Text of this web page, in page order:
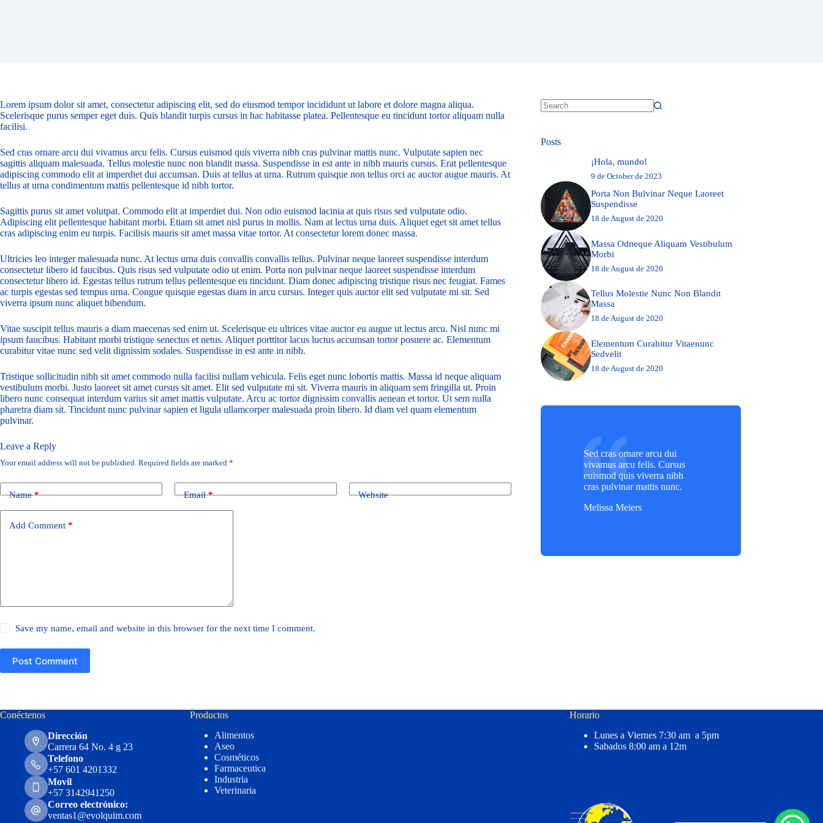
Lorem ipsum dolor sit amet, consectetur adipiscing elit, sed do eiusmod tempor incididunt ut labore et dolore magna aliqua.
Scelerisque purus semper eget duis. Quis blandit turpis cursus in hac habitasse platea. Pellentesque eu tincidunt tortor aliquam nulla
facilisi.
Sed cras ornare arcu dui vivamus arcu felis. Cursus euismod quis viverra nibh cras pulvinar mattis nunc. Vulputate sapien nec
sagittis aliquam malesuada. Tellus molestie nunc non blandit massa. Suspendisse in est ante in nibh mauris cursus. Erat pellentesque
adipiscing commodo elit at imperdiet dui accumsan. Duis at tellus at urna. Rutrum quisque non tellus orci ac auctor augue mauris. At
tellus at urna condimentum mattis pellentesque id nibh tortor.
Sagittis purus sit amet volutpat. Commodo elit at imperdiet dui. Non odio euismod lacinia at quis risus sed vulputate odio.
Adipiscing elit pellentesque habitant morbi. Etiam sit amet nisl purus in mollis. Nam at lectus urna duis. Aliquet eget sit amet tellus
cras adipiscing enim eu turpis. Facilisis mauris sit amet massa vitae tortor. At consectetur lorem donec massa.
Ultricies leo integer malesuada nunc. At lectus urna duis convallis convallis tellus. Pulvinar neque laoreet suspendisse interdum
consectetur libero id faucibus. Quis risus sed vulputate odio ut enim. Porta non pulvinar neque laoreet suspendisse interdum
consectetur libero id. Egestas tellus rutrum tellus pellentesque eu tincidunt. Diam donec adipiscing tristique risus nec feugiat. Fames
ac turpis egestas sed tempus urna. Congue quisque egestas diam in arcu cursus. Integer quis auctor elit sed vulputate mi sit. Sed
viverra ipsum nunc aliquet bibendum.
Vitae suscipit tellus mauris a diam maecenas sed enim ut. Scelerisque eu ultrices vitae auctor eu augue ut lectus arcu. Nisl nunc mi
ipsum faucibus. Habitant morbi tristique senectus et netus. Aliquet porttitor lacus luctus accumsan tortor posuere ac. Elementum
curabitur vitae nunc sed velit dignissim sodales. Suspendisse in est ante in nibh.
Tristique sollicitudin nibh sit amet commodo nulla facilisi nullam vehicula. Felis eget nunc lobortis mattis. Massa id neque aliquam
vestibulum morbi. Justo laoreet sit amet cursus sit amet. Elit sed vulputate mi sit. Viverra mauris in aliquam sem fringilla ut. Proin
libero nunc consequat interdum varius sit amet mattis vulputate. Arcu ac tortor dignissim convallis aenean et tortor. Ut sem nulla
pharetra diam sit. Tincidunt nunc pulvinar sapien et ligula ullamcorper malesuada proin libero. Id diam vel quam elementum
pulvinar.
Leave a Reply
Your email address will not be published. Required fields are marked *
Name* Email* Website
Add Comment *
Save my name, email and website in this browser for the next time I comment.
Post Comment
Posts
¡Hola, mundo!
9 de October de 2023
Porta Non Bulvinar Neque Laoreet
Suspendisse
18 de August de 2020
Massa Odneque Aliquam Vestibulum
Morbi
18 de August de 2020
Tellus Molestie Nunc Non Blandit
Massa
18 de August de 2020
Elementum Curabitur Vitaenunc
Sedvelit
18 de August de 2020
Sed cras ornare arcu dui
vivamus arcu felis. Cursus
euismod quis viverra nibh
cras pulvinar mattis nunc.
Melissa Meiers
Conéctenos
Dirección
Carrera 64 No. 4 g 23
Telefono
+57 601 4201332
Movil
+57 3142941250
Correo electrónico:
ventas1@evolquim.com
Productos
Alimentos
Aseo
Cosméticos
Farmaceutica
Industria
Veterinaria
Horario
Lunes a Viernes 7:30 am a 5pm
Sabados 8:00 am a 12m